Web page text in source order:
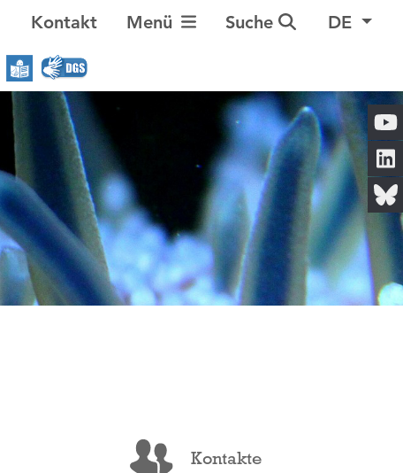
Kontakt Navigation umschalten
Menü Suche DE
Kontakte